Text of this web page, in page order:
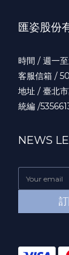
匯姿股份
時間 / 週一
客服信箱 /
地址 / 臺北
統編 /
NEWS